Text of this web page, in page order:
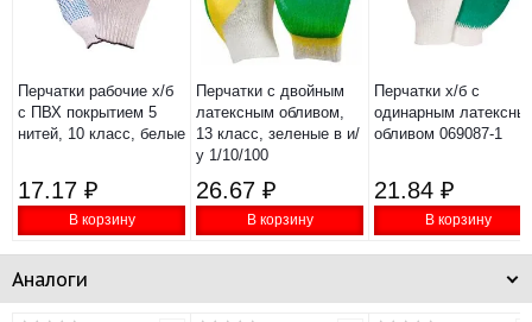
Перчатки рабочие х/б
с ПВХ покрытием 5
нитей, 10 класс, белые
17.17 ₽
В корзину
Перчатки с двойным
латексным обливом,
13 класс, зеленые в и/
у 1/10/100
26.67 ₽
В корзину
Перчатки х/б с
одинарным
обливом 069087-1
21.84 ₽
В корзину
Аналоги